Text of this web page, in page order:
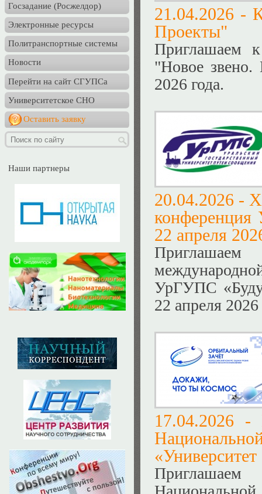
Госзадание (Росжелдор)
Электронные ресурсы
Политранспортные системы
Новости
Перейти на сайт СГУПСа
Университетское СНО
Оставить заявку
Наши партнеры
21.04.2026 -
Проекты"
Приглашаем
"Новое
2026 года.
20.04.2026 -
конференция
22 апреля
УрГУПС
22 апреля 2026
17.04.2026 -